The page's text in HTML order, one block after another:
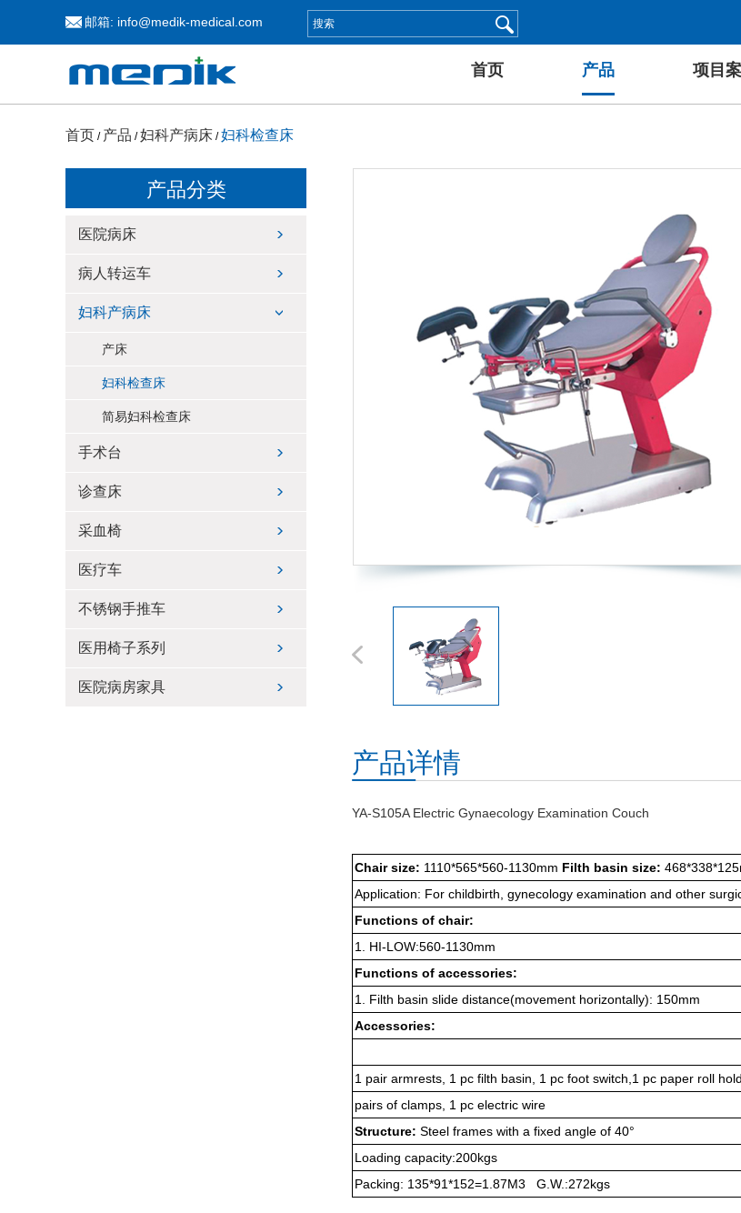
邮箱: info@medik-medical.com
首页 产品 项目
首页 / 产品 /妇科产病床 /妇科检查床
产品详情
YA-S105A Electric Gynaecology Examination Couch
Chair size: 1110*565*560-1130mm Filth basin size:
Application: For childbirth, gynecology examination and other
Functions of chair:
1. HI-LOW:560-1130mm
Functions of accessories:
1. Filth basin slide distance(movement horizontally): 150mm
Accessories:
1 pair armrests, 1 pc filth basin, 1 pc foot switch,1 pc paper roll
pairs of clamps, 1 pc electric wire
Structure: Steel frames with a fixed angle of 40°
Loading capacity:200kgs
Packing: 135*91*152=1.87M3 G.W.:272kgs
产品分类
医院病床
病人转运车
妇科产病床
产床
妇科检查床
简易妇科检查床
手术台
诊查床
采血椅
医疗车
不锈钢手推车
医用椅子系列
医院病房家具